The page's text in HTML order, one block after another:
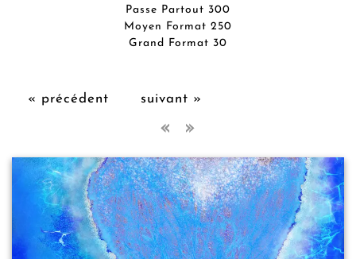
Passe Partout 300
Moyen Format 250
Grand Format 30
« précédent suivant »
« »